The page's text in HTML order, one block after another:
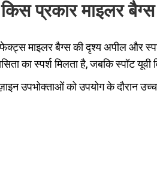
प्रकार माइलर
माइलर बैग्स की दृश्य अपील और
का स्पर्श मिलता है, जबकि स्पॉट
उपभोक्ताओं को उपयोग के दौरान